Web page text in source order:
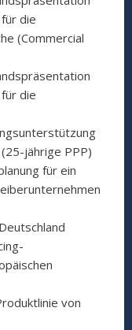
die
(Commercial
die
jährige PPP)
für ein
von